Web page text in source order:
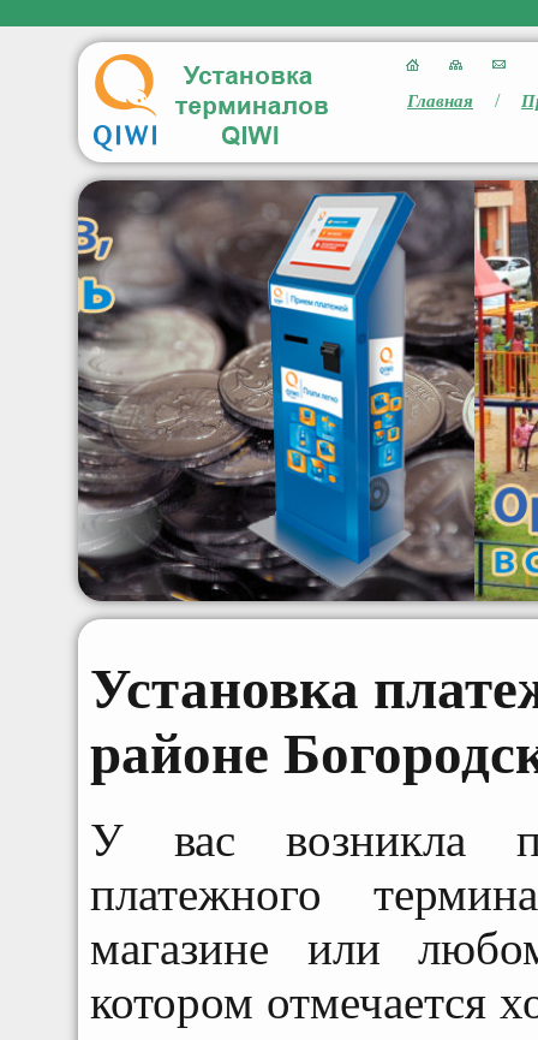
Главная /
Установка
районе
У вас возникла
платежного
магазине или
котором отмечается